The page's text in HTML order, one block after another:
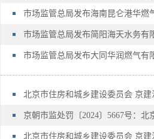
市场监管总局发布海南昆仑港华燃
市场监管总局发布简阳海天水务有
市场监管总局发布大同华润燃气有
北京市住房和城乡建设委员会 京建
京朝市监处罚〔2024〕5667号：
北京市住房和城乡建设委员会 京建